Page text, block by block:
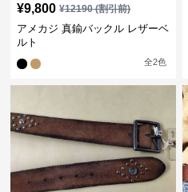
¥9,800 ¥12190(割引前)
アメカジ 真鍮バックル レザーベ
ルト
全2色